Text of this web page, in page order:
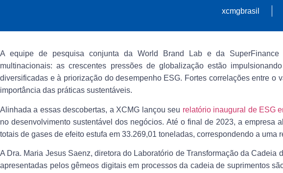
xcmgbrasil
A equipe de pesquisa conjunta da World Brand Lab e da SuperFinance
multinacionais: as crescentes pressões de globalização estão
diversificadas e à priorização do desempenho ESG. Fortes correlações entre o
importância das práticas sustentáveis.
Alinhada a essas descobertas, a XCMG lançou seu relatório inaugural de ESG
no desenvolvimento sustentável dos negócios. Até o final de 2023, a empresa
totais de gases de efeito estufa em 33.269,01 toneladas, correspondendo a uma
A Dra. Maria Jesus Saenz, diretora do Laboratório de Transformação da Cadeia
apresentadas pelos gêmeos digitais em processos da cadeia de suprimentos